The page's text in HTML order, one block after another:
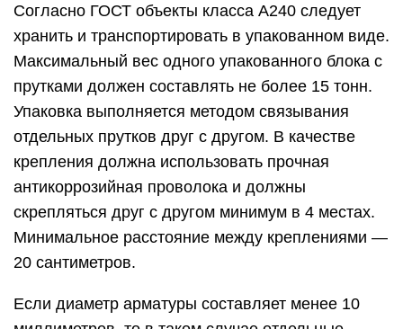
Согласно ГОСТ объекты класса A240 следует
хранить и транспортировать в упакованном виде.
Максимальный вес одного упакованного блока с
прутками должен составлять не более 15 тонн.
Упаковка выполняется методом связывания
отдельных прутков друг с другом. В качестве
крепления должна использовать прочная
антикоррозийная проволока и должны
скрепляться друг с другом минимум в 4 местах.
Минимальное расстояние между креплениями —
20 сантиметров.
Если диаметр арматуры составляет менее 10